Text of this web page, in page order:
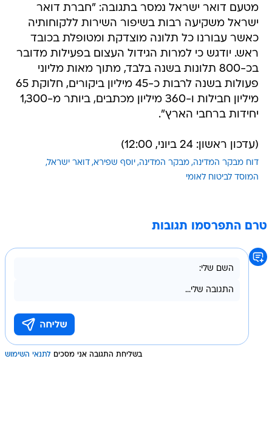
מטעם דואר ישראל נמסר בתגובה: "חברת דואר
ישראל משקיעה רבות בשיפור השירות ללקוחותיה
כאשר עבורנו כל תלונה מוצדקת ומטופלת בכובד
ראש. יודגש כי למרות הגידול העצום בפעילות מדובר
בכ-800 תלונות בשנה בלבד, מתוך מאות מליוני
פעולות בשנה לרבות כ-45 מיליון ביקורים, חלוקת 65
מיליון חבילות ו-360 מיליון מכתבים, ביותר מ-1,300
יחידות ברחבי הארץ".
(עדכון ראשון: 24 ביוני, 12:00)
דוח מבקר המדינה מבקר המדינה יוסף שפירא דואר ישראל
המוסד לביטוח לאומי
טרם התפרסמו תגובות
בשליחת התגובה אני מסכים לתנאי השימוש